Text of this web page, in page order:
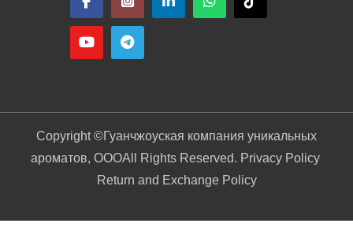
Copyright ©Гуанчжоуская компания уникальных
ароматов, ОООAll Rights Reserved. Privacy Policy
Return and Exchange Policy